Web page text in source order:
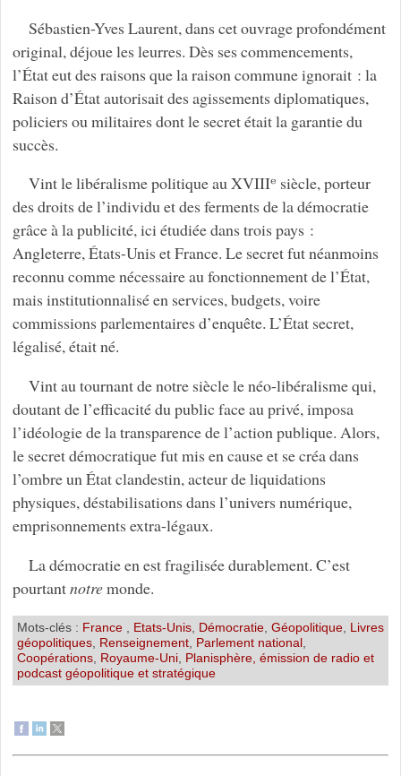
Sébastien-Yves Laurent, dans cet ouvrage profondément
original, déjoue les leurres. Dès ses commencements,
l’État eut des raisons que la raison commune ignorait : la
Raison d’État autorisait des agissements diplomatiques,
policiers ou militaires dont le secret était la garantie du
succès.
Vint le libéralisme politique au XVIIIᵉ siècle, porteur
des droits de l’individu et des ferments de la démocratie
grâce à la publicité, ici étudiée dans trois pays :
Angleterre, États-Unis et France. Le secret fut néanmoins
reconnu comme nécessaire au fonctionnement de l’État,
mais institutionnalisé en services, budgets, voire
commissions parlementaires d’enquête. L’État secret,
légalisé, était né.
Vint au tournant de notre siècle le néo-libéralisme qui,
doutant de l’efficacité du public face au privé, imposa
l’idéologie de la transparence de l’action publique. Alors,
le secret démocratique fut mis en cause et se créa dans
l’ombre un État clandestin, acteur de liquidations
physiques, déstabilisations dans l’univers numérique,
emprisonnements extra-légaux.
La démocratie en est fragilisée durablement. C’est
pourtantnotremonde.
Mots-clés : France Etats-Unis, Démocratie, Géopolitique, Livres
géopolitiques, Renseignement, Parlement national,
Coopérations, Royaume-Uni, Planisphère, émission de radio et
podcast géopolitique et stratégique